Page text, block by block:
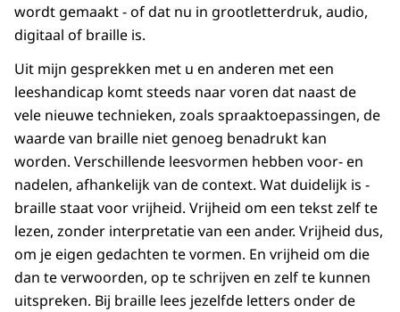
wordt gemaakt - of dat nu in grootletterdruk, audio,
digitaal of braille is.
Uit mijn gesprekken met u en anderen met een
leeshandicap komt steeds naar voren dat naast de
vele nieuwe technieken, zoals spraaktoepassingen, de
waarde van braille niet genoeg benadrukt kan
worden. Verschillende leesvormen hebben voor- en
nadelen, afhankelijk van de context. Wat duidelijk is -
braille staat voor vrijheid. Vrijheid om een tekst zelf te
lezen, zonder interpretatie van een ander. Vrijheid dus,
om je eigen gedachten te vormen. En vrijheid om die
dan te verwoorden, op te schrijven en zelf te kunnen
uitspreken. Bij braille lees jezelfde letters onder de